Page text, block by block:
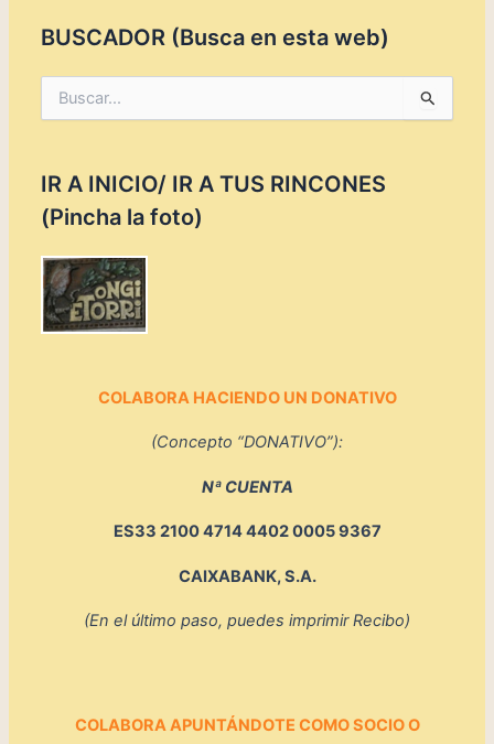
BUSCADOR (Busca en esta web)
u
r
p
o
r
:
IR A INICIO/ IR A TUS RINCONES
(Pincha la foto)
COLABORA HACIENDO UN DONATIVO
(Concepto “DONATIVO”):
Nª CUENTA
ES33 2100 4714 4402 0005 9367
CAIXABANK, S.A.
(En el último paso, puedes imprimir Recibo)
COLABORAAPUNTÁNDOTE COMO SOCIO O